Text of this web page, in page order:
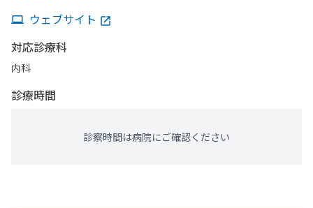
ウェブサイト
対応診療科
内科
診療時間
診察時間は病院にご確認ください